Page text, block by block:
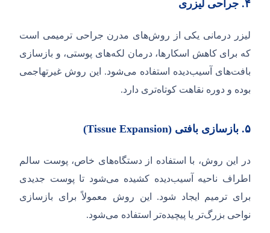
۴. جراحی لیزری
لیزر درمانی یکی از روش‌های مدرن جراحی ترمیمی است
که برای کاهش اسکارها، درمان لکه‌های پوستی، و بازسازی
بافت‌های آسیب‌دیده استفاده می‌شود. این روش غیرتهاجمی
بوده و دوره نقاهت کوتاه‌تری دارد.
۵. بازسازی بافتی (Tissue Expansion
)
در این روش، با استفاده از دستگاه‌های خاص، پوست سالم
اطراف ناحیه آسیب‌دیده کشیده می‌شود تا پوست جدیدی
برای ترمیم ایجاد شود. این روش معمولاً برای بازسازی
نواحی بزرگ‌تر یا پیچیده‌تر استفاده می‌شود.